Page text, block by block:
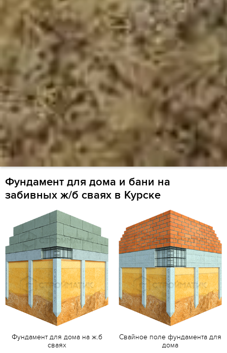
Фундамент для дома и бани на
забивных ж/б сваях в Курске
Фундамент для дома на ж.б
сваях
Свайное поле фундамента для
дома